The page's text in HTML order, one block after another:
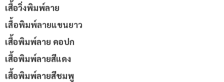
เสื้อวิ่งพิมพ์ลาย
เสื้อพิมพ์ลายแขนยาว
เสื้อพิมพ์ลาย คอปก
เสื้อพิมพ์ลายสีแดง
เสื้อพิมพ์ลายสีชมพู